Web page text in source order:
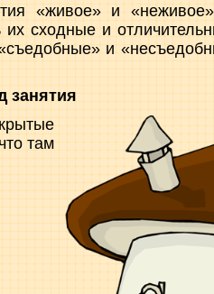
«живое» и
сходные и
и
занятия
там